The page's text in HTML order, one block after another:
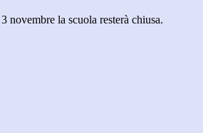
novembre la scuola resterà chiusa.